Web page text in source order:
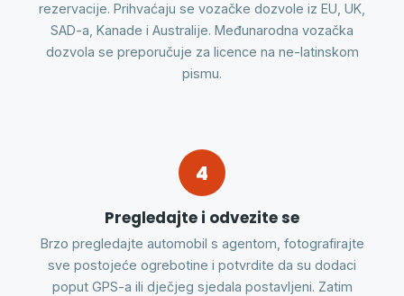
rezervacije. Prihvaćaju se vozačke dozvole iz EU, UK,
SAD-a, Kanade i Australije. Međunarodna vozačka
dozvola se preporučuje za licence na ne-latinskom
pismu.
4
Pregledajte i odvezite se
Brzo pregledajte automobil s agentom, fotografirajte
sve postojeće ogrebotine i potvrdite da su dodaci
poput GPS-a ili dječjeg sjedala postavljeni. Zatim